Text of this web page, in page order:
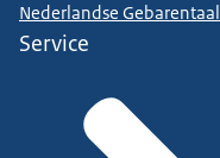
Nederlandse Gebarentaal
Service